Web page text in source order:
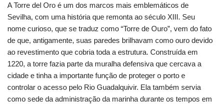
A Torre del Oro é um dos marcos mais emblemáticos de
Sevilha, com uma história que remonta ao século XIII. Seu
nome curioso, que se traduz como “Torre de Ouro”, vem do fato
de que, antigamente, suas paredes brilhavam como ouro devido
ao revestimento que cobria toda a estrutura. Construída em
1220, a torre fazia parte da muralha defensiva que cercava a
cidade e tinha a importante função de proteger o porto e
controlar o acesso pelo Rio Guadalquivir. Ela também servia
como sede da administração da marinha durante os tempos em